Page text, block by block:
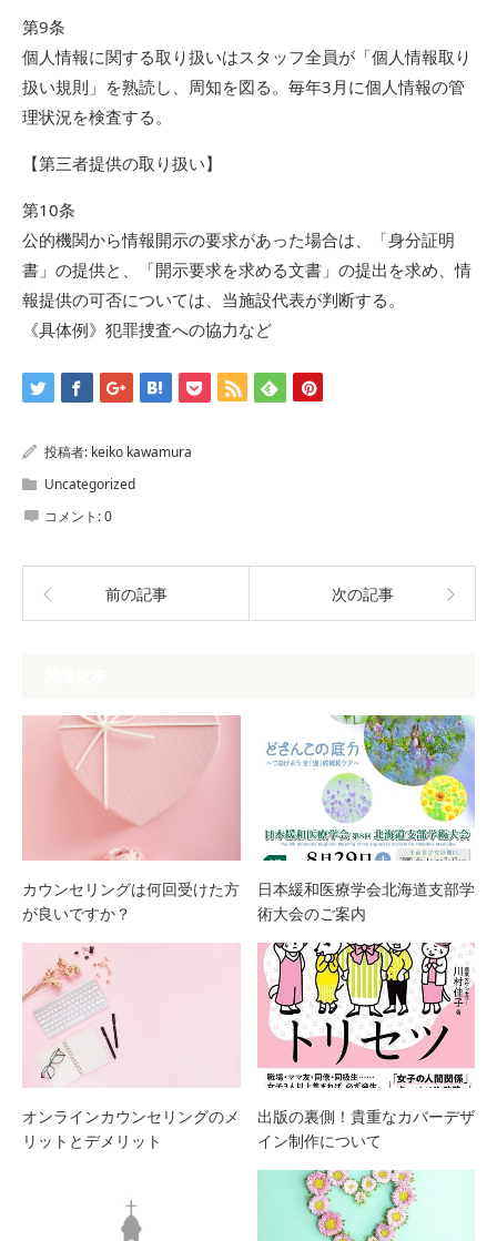
第9条
個人情報に関する取り扱いはスタッフ全員が「個人情報取り
扱い規則」を熟読し、周知を図る。毎年3月に個人情報の管
理状況を検査する。
【第三者提供の取り扱い】
第10条
公的機関から情報開示の要求があった場合は、「身分証明
書」の提供と、「開示要求を求める文書」の提出を求め、情
報提供の可否については、当施設代表が判断する。
《具体例》犯罪捜査への協力など
投稿者: keiko kawamura
Uncategorized
コメント:0
前の記事 次の記事
カウンセリングは何回受けた方
が良いですか？
日本緩和医療学会北海道支部学
術大会のご案内
オンラインカウンセリングのメ
リットとデメリット
出版の裏側！貴重なカバーデザ
イン制作について